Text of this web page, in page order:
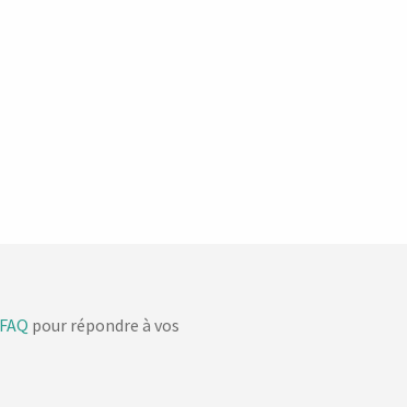
pour répondre à vos